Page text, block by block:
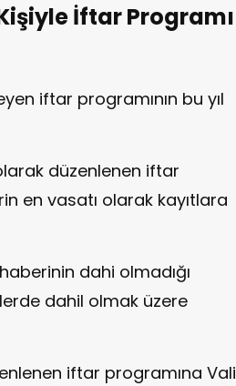
İftar Programı
iftar programının bu yıl
düzenlenen iftar
en vasatı olarak kayıtlara
dahi olmadığı
dahil olmak üzere
iftar programına Vali